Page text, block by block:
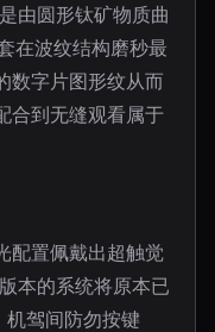
由圆形钛矿物质曲
在波纹结构磨秒最
数字片图形纹从而
合到无缝观看属于
配置佩戴出超触觉
本的系统将原本已
机驾间防勿按键